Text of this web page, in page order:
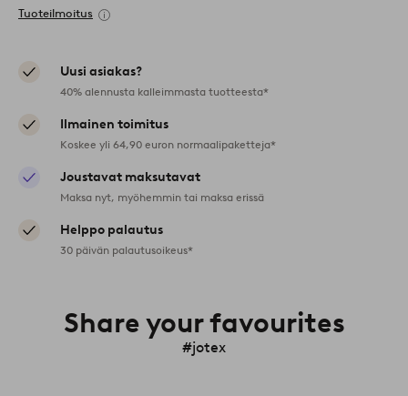
Tuoteilmoitus
Uusi asiakas?
40% alennusta kalleimmasta tuotteesta*
Ilmainen toimitus
Koskee yli 64,90 euron normaalipaketteja*
Joustavat maksutavat
Maksa nyt, myöhemmin tai maksa erissä
Helppo palautus
30 päivän palautusoikeus*
Share your favourites
#jotex